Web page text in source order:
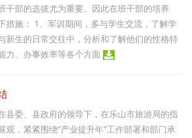
干部的选拔尤为重要。因此在班干部的培养
措施： 1、军训期间，多与学生交流，了解学
新生的日常交往中，分析和了解他们的性格特
力、办事效率等各个方面
县委、县政府的领导下，在乐山市旅游局的指
观，紧紧围绕“产业提升年”工作部署和部门承